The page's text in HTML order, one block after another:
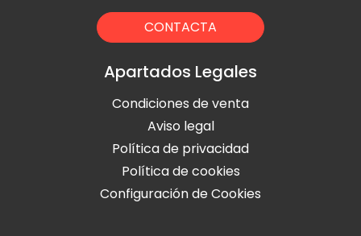
CONTACTA
Apartados Legales
Condiciones de venta
Aviso legal
Política de privacidad
Política de cookies
Configuración de Cookies